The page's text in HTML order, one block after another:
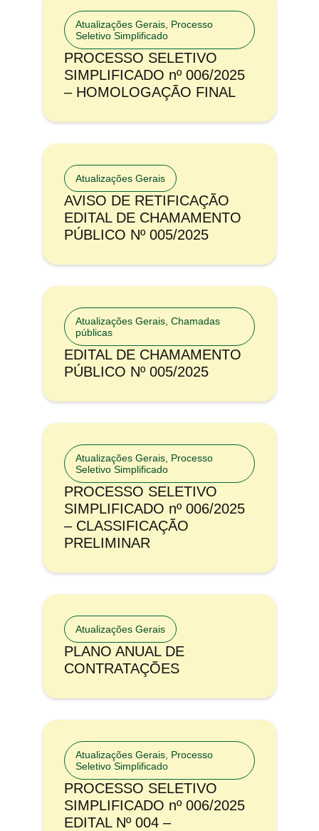
Atualizações Gerais Processo
Seletivo Simplificado
PROCESSO SELETIVO
SIMPLIFICADO nº 006/2025
– HOMOLOGAÇÃO FINAL
Atualizações Gerais
AVISO DE RETIFICAÇÃO
EDITAL DE CHAMAMENTO
PÚBLICO Nº 005/2025
Atualizações Gerais Chamadas
públicas
EDITAL DE CHAMAMENTO
PÚBLICO Nº 005/2025
Atualizações Gerais Processo
Seletivo Simplificado
PROCESSO SELETIVO
SIMPLIFICADO nº 006/2025
– CLASSIFICAÇÃO
PRELIMINAR
Atualizações Gerais
PLANO ANUAL DE
CONTRATAÇÕES
Atualizações Gerais Processo
Seletivo Simplificado
PROCESSO SELETIVO
SIMPLIFICADO nº 006/2025
EDITAL Nº 004 –